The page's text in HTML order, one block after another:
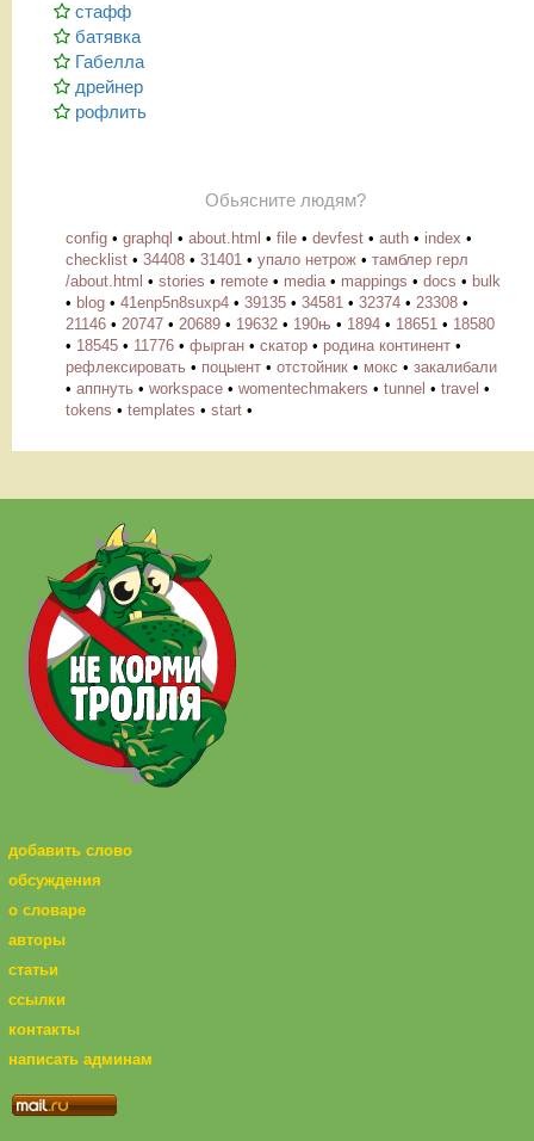
стафф
батявка
Габелла
дрейнер
рофлить
Обьясните людям?
config • graphql • about.html • file • devfest • auth • index •
checklist • 34408 • 31401 • упало нетрож • тамблер герл
/about.html • stories • remote • media• mappings • docs • bulk
• blog • 41enp5n8suxp4 • 39135 • 34581 • 32374 • 23308 •
21146 • 20747 • 20689 • 19632 • 190њ • 1894 • 18651 • 18580
• 18545 • 11776 • фырган • скатор • родина континент •
рефлексировать • поцыент • отстойник • мокс • закалибали
• аппнуть • workspace • womentechmakers • tunnel • travel •
tokens • templates • start •
добавить слово
обсуждения
о словаре
авторы
статьи
ссылки
контакты
написать админам